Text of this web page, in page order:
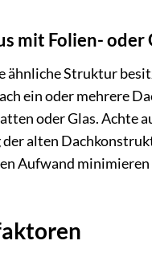
mit Folien- oder
Struktur
ein oder mehrere
oder Glas. Achte
alten
Aufwand